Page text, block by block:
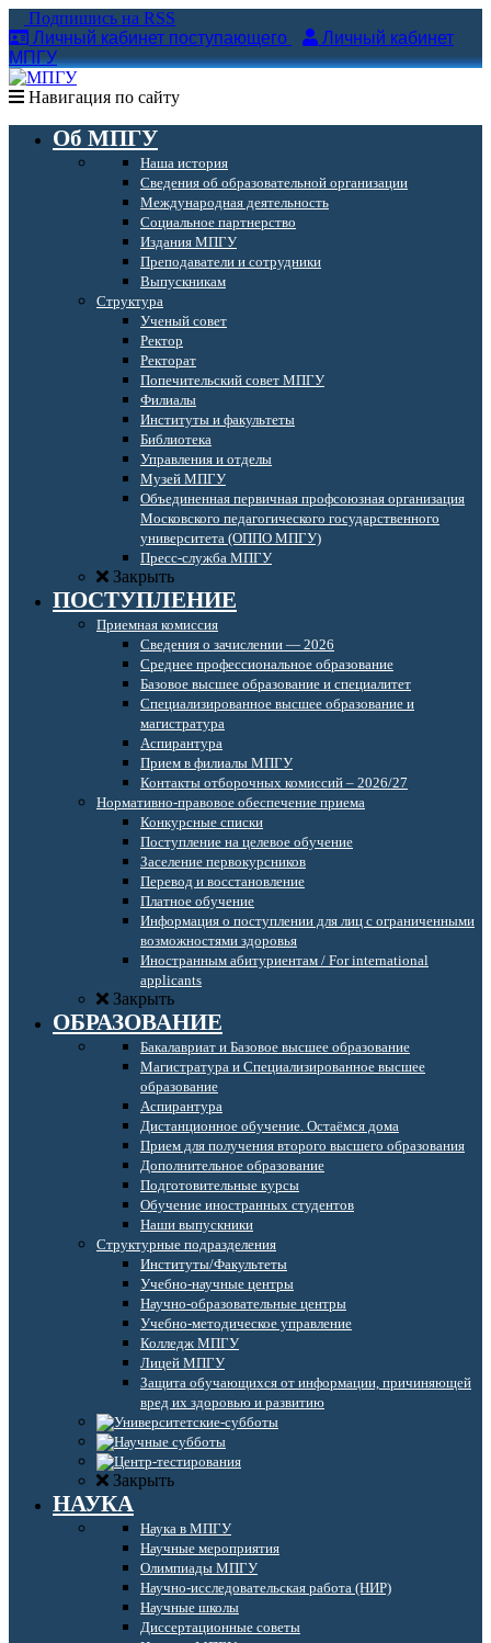
Подпишись на RSS
Личный кабинет поступающего
Личный кабинет
МПГУ
Навигация по сайту
Об МПГУ
Наша история
Сведения об образовательной организации
Международная деятельность
Социальное партнерство
Издания МПГУ
Преподаватели и сотрудники
Выпускникам
Структура
Ученый совет
Ректор
Ректорат
Попечительский совет МПГУ
Филиалы
Институты и факультеты
Библиотека
Управления и отделы
Музей МПГУ
Объединенная первичная профсоюзная организация
Московского педагогического государственного
университета (ОППО МПГУ)
Пресс-служба МПГУ
Закрыть
ПОСТУПЛЕНИЕ
Приемная комиссия
Сведения о зачислении — 2026
Среднее профессиональное образование
Базовое высшее образование и специалитет
Специализированное высшее образование и
магистратура
Аспирантура
Прием в филиалы МПГУ
Контакты отборочных комиссий – 2026/27
Нормативно-правовое обеспечение приема
Конкурсные списки
Поступление на целевое обучение
Заселение первокурсников
Перевод и восстановление
Платное обучение
Информация о поступлении для лиц с ограниченными
возможностями здоровья
Иностранным абитуриентам / For international
applicants
Закрыть
ОБРАЗОВАНИЕ
Бакалавриат и Базовое высшее образование
Магистратура и Специализированное высшее
образование
Аспирантура
Дистанционное обучение. Остаёмся дома
Прием для получения второго высшего образования
Дополнительное образование
Подготовительные курсы
Обучение иностранных студентов
Наши выпускники
Структурные подразделения
Институты/Факультеты
Учебно-научные центры
Научно-образовательные центры
Учебно-методическое управление
Колледж МПГУ
Лицей МПГУ
Защита обучающихся от информации, причиняющей
вред их здоровью и развитию
Закрыть
НАУКА
Наука в МПГУ
Научные мероприятия
Олимпиады МПГУ
Научно-исследовательская работа (НИР)
Научные школы
Диссертационные советы